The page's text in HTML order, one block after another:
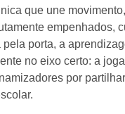
que une
empenhados,
porta, a
no eixo certo: a
por